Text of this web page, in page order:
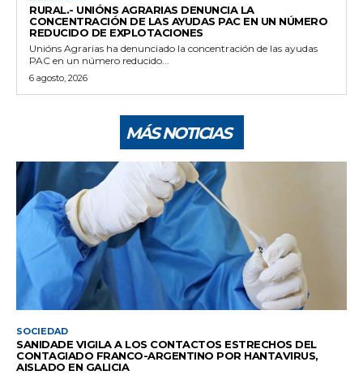
RURAL.- UNIÓNS AGRARIAS DENUNCIA LA
CONCENTRACIÓN DE LAS AYUDAS PAC EN UN NÚMERO
REDUCIDO DE EXPLOTACIONES
Unións Agrarias ha denunciado la concentración de las ayudas
PAC en un número reducido...
6 agosto, 2026
MÁS NOTICIAS
SOCIEDAD
SANIDADE VIGILA A LOS CONTACTOS ESTRECHOS DEL
CONTAGIADO FRANCO-ARGENTINO POR HANTAVIRUS,
AISLADO EN GALICIA